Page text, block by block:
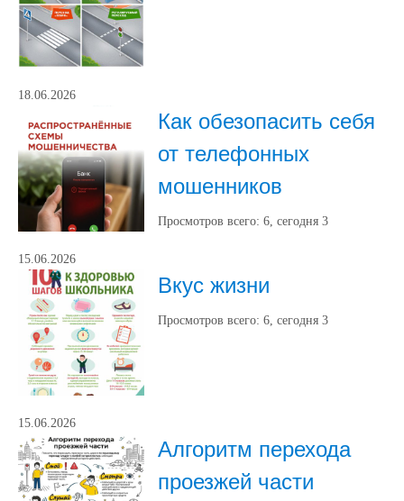
18.06.2026
Как обезопасить себя
от телефонных
мошенников
Просмотров всего: 6, сегодня 3
15.06.2026
Вкус жизни
Просмотров всего: 6, сегодня 3
15.06.2026
Алгоритм перехода
проезжей части